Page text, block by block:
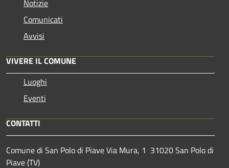
Notizie
Comunicati
Avvisi
VIVERE IL COMUNE
Luoghi
Eventi
CONTATTI
Comune di San Polo di Piave Via Mura, 1 31020 San Polo di
Piave (TV)